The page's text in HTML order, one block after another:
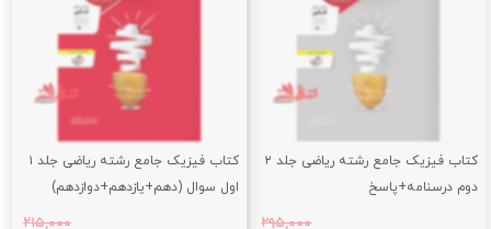
کتاب فیزیک جامع رشته ریاضی جلد ۲
دوم درسنامه+پاسخ
۲۹۵,۰۰۰
کتاب فیزیک جامع رشته ریاضی جلد ۱
اول سوال (دهم+یازدهم+دوازدهم)
۲۱۵,۰۰۰